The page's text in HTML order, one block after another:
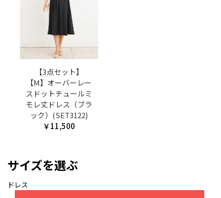
【3点セット】
【M】オーバーレー
スドットチュールミ
モレ丈ドレス（ブラ
ック）(SET3122)
￥11,500
サイズを選ぶ
ドレス